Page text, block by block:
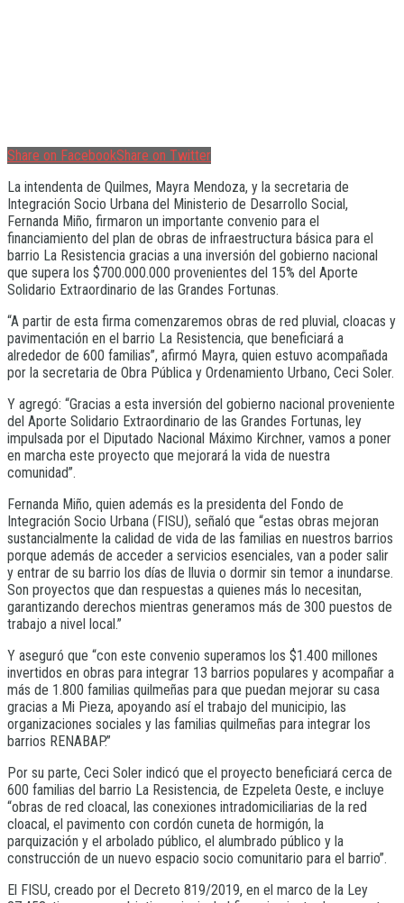
Share on FacebookShare on Twitter
La intendenta de Quilmes, Mayra Mendoza, y la secretaria de
Integración Socio Urbana del Ministerio de Desarrollo Social,
Fernanda Miño, firmaron un importante convenio para el
financiamiento del plan de obras de infraestructura básica para el
barrio La Resistencia gracias a una inversión del gobierno nacional
que supera los $700.000.000 provenientes del 15% del Aporte
Solidario Extraordinario de las Grandes Fortunas.
“A partir de esta firma comenzaremos obras de red pluvial, cloacas y
pavimentación en el barrio La Resistencia, que beneficiará a
alrededor de 600 familias”, afirmó Mayra, quien estuvo acompañada
por la secretaria de Obra Pública y Ordenamiento Urbano, Ceci Soler.
Y agregó: “Gracias a esta inversión del gobierno nacional proveniente
del Aporte Solidario Extraordinario de las Grandes Fortunas, ley
impulsada por el Diputado Nacional Máximo Kirchner, vamos a poner
en marcha este proyecto que mejorará la vida de nuestra
comunidad”.
Fernanda Miño, quien además es la presidenta del Fondo de
Integración Socio Urbana (FISU), señaló que “estas obras mejoran
sustancialmente la calidad de vida de las familias en nuestros barrios
porque además de acceder a servicios esenciales, van a poder salir
y entrar de su barrio los días de lluvia o dormir sin temor a inundarse.
Son proyectos que dan respuestas a quienes más lo necesitan,
garantizando derechos mientras generamos más de 300 puestos de
trabajo a nivel local.”
Y aseguró que “con este convenio superamos los $1.400 millones
invertidos en obras para integrar 13 barrios populares y acompañar a
más de 1.800 familias quilmeñas para que puedan mejorar su casa
gracias a Mi Pieza, apoyando así el trabajo del municipio, las
organizaciones sociales y las familias quilmeñas para integrar los
barrios RENABAP.”
Por su parte, Ceci Soler indicó que el proyecto beneficiará cerca de
600 familias del barrio La Resistencia, de Ezpeleta Oeste, e incluye
“obras de red cloacal, las conexiones intradomiciliarias de la red
cloacal, el pavimento con cordón cuneta de hormigón, la
parquización y el arbolado público, el alumbrado público y la
construcción de un nuevo espacio socio comunitario para el barrio”.
El FISU, creado por el Decreto 819/2019, en el marco de la Ley